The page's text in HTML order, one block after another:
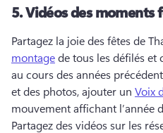
5.Vidéos des moments
Partagez la joie des fêtes de
montage de tous les défilés et
au cours des années
et des photos, ajouter un Voix
Partagez des vidéos sur les